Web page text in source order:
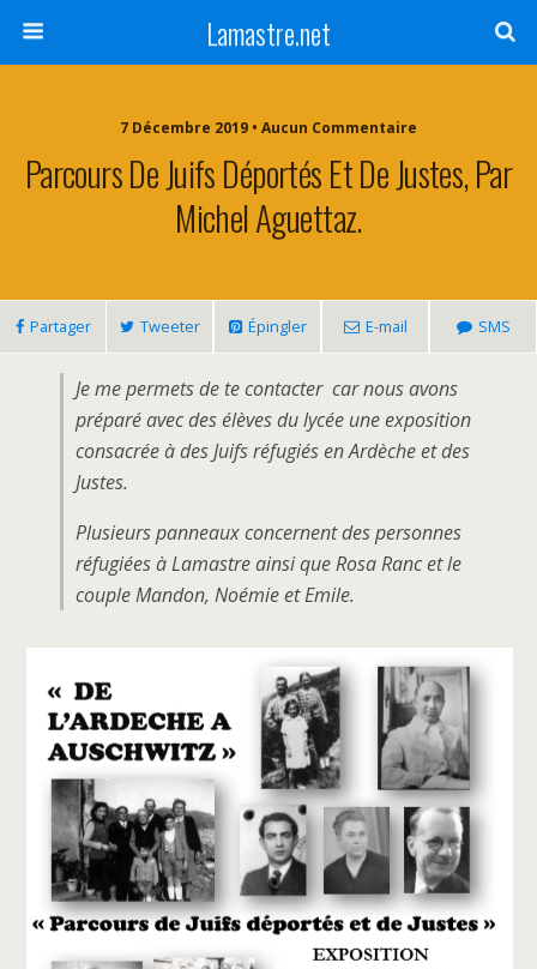
Lamastre.net
7 Décembre 2019 • Aucun Commentaire
Parcours De Juifs Déportés Et De Justes, Par
Michel Aguettaz.
Partager Tweeter Épingler E-mail SMS
Je me permets de te contacter car nous avons
préparé avec des élèves du lycée une exposition
consacrée à des Juifs réfugiés en Ardèche et des
Justes.
Plusieurs panneaux concernent des personnes
réfugiées à Lamastre ainsi que Rosa Ranc et le
couple Mandon, Noémie et Emile.